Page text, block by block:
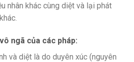
nhân khác cùng diệt và lại phát
ngã của các pháp:
và diệt là do duyên xúc (nguyên